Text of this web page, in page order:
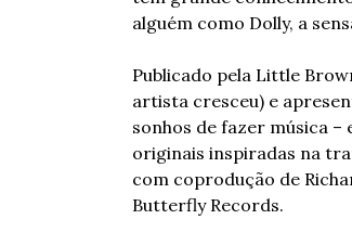
alguém como Dolly, a
Publicado pela Little
artista cresceu) e
sonhos de fazer música
originais inspiradas na
com coprodução de
Butterfly Records.